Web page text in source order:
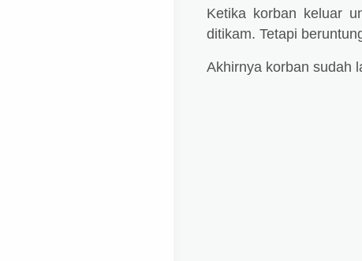
Ketika korban keluar
ditikam. Tetapi
Akhirnya korban sudah